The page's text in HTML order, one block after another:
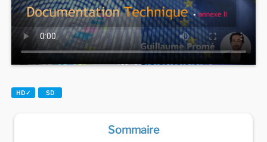
Sommaire